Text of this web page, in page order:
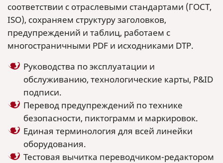
соответствии с отраслевыми стандартами (ГОСТ,
ISO), сохраняем структуру заголовков,
предупреждений и таблиц, работаем с
многостраничными PDF и исходниками DTP.
Руководства по эксплуатации и
обслуживанию, технологические карты, P&ID
подписи.
Перевод предупреждений по технике
безопасности, пиктограмм и маркировок.
Единая терминология для всей линейки
оборудования.
Тестовая вычитка переводчиком-редактором